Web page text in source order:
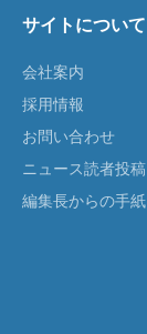
サイトについて
会社案内
採用情報
お問い合わせ
ニュース読者投稿
編集長からの手紙